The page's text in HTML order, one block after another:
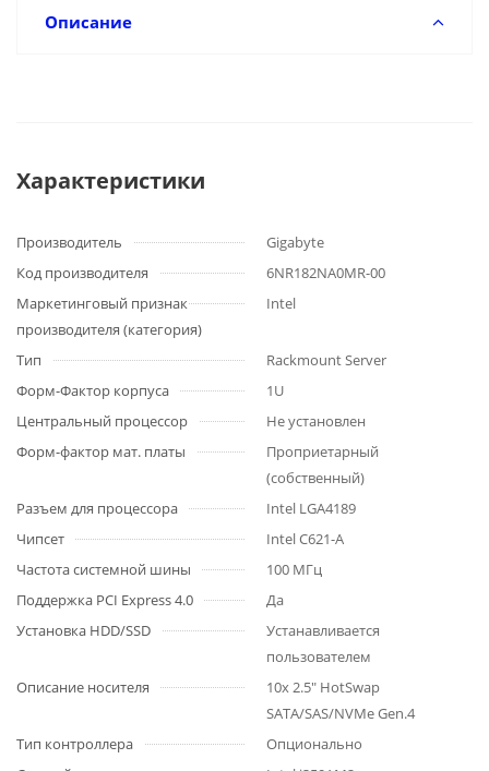
Описание
Характеристики
Производитель
Gigabyte
Код производителя
6NR182NA0MR-00
Маркетинговый признак
производителя (категория)
Intel
Тип
Rackmount Server
Форм-Фактор корпуса
1U
Центральный процессор
Не установлен
Форм-фактор мат. платы
Проприетарный
(собственный)
Разъем для процессора
Intel LGA4189
Чипсет
Intel C621-A
Частота системной шины
100 МГц
Поддержка PCI Express 4.0
Да
Установка HDD/SSD
Устанавливается
пользователем
Описание носителя
10x 2.5" HotSwap
SATA/SAS/NVMe Gen.4
Тип контроллера
Опционально